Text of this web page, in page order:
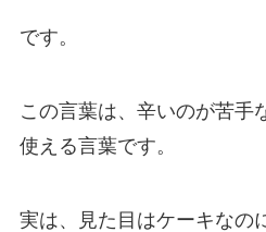
です。
この言葉は、辛いのが苦手
使える言葉です。
実は、見た目はケーキなの